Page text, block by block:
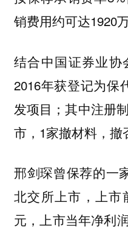
销费用约可达1920万
结合中国证券业协
2016年获登记为保
发项目；其中注册
市，1家撤材料，撤
邢剑琛曾保荐的一
北交所上市，上市
元，上市当年净利